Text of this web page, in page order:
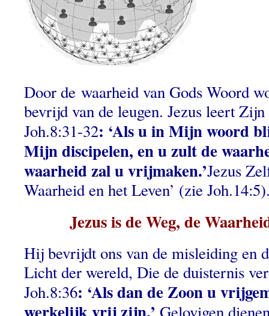
Door de waarheid van Gods Woord
bevrijd van de leugen. Jezus leert
Joh.8:31-32: ‘Als u in Mijn woord
Mijn discipelen, en u zult de
waarheid zal u vrijmaken.’Jezus
Waarheid en het Leven’ (zie
Jezus is de Weg, de
Hij bevrijdt ons van de misleiding en
Licht der wereld, Die de duisternis
Joh.8:36: ‘Als dan de Zoon u